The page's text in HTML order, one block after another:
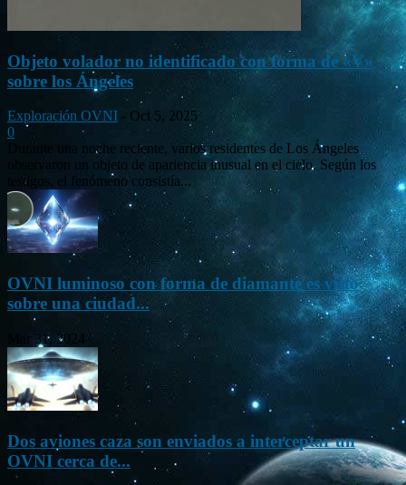
Objeto volador no identificado con forma de «V»
sobre los Ángeles
Exploración OVNI - Oct 5, 2025
0
Durante una noche reciente, varios residentes de Los Ángeles
observaron un objeto de apariencia inusual en el cielo. Según los
testigos, el fenómeno consistía...
OVNI luminoso con forma de diamante es visto
sobre una ciudad...
Mar 31, 2024
Dos aviones caza son enviados a interceptar un
OVNI cerca de...